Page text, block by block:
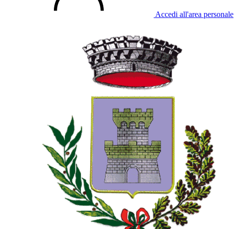
Accedi all'area personale